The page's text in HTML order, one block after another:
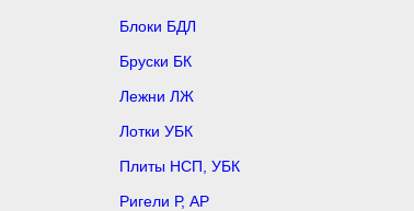
Блоки БДЛ
Бруски БК
Лежни ЛЖ
Лотки УБК
Плиты НСП, УБК
Ригели Р, АР